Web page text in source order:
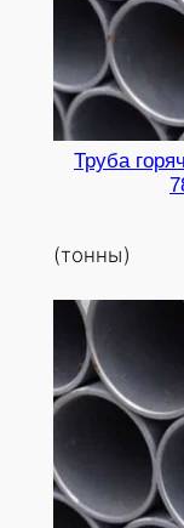
Труба
(тонны)